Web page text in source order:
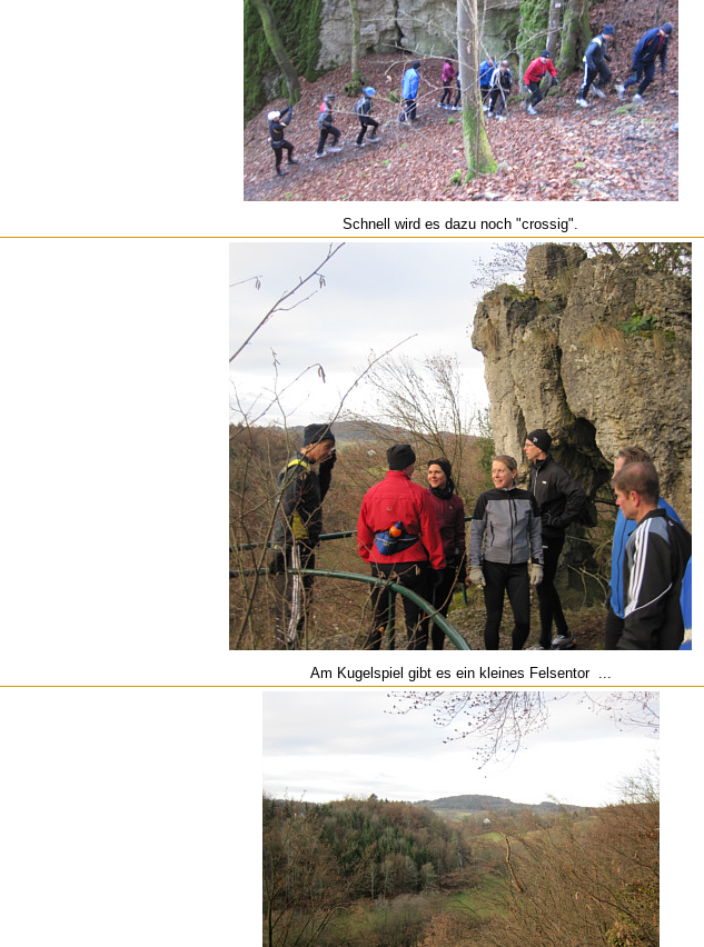
Schnell wird es dazu noch "crossig".
Am Kugelspiel gibt es ein kleines Felsentor ...